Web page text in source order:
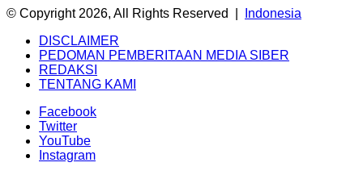
© Copyright 2026, All Rights Reserved |
Indonesia
DISCLAIMER
PEDOMAN PEMBERITAAN MEDIA SIBER
REDAKSI
TENTANG KAMI
Facebook
Twitter
YouTube
Instagram